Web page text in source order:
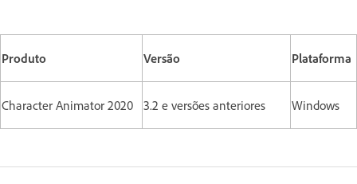
Produto Versão Plataforma
Character Animator 2020 3.2 e versões anteriores Windows